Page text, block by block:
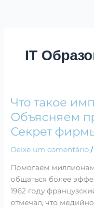
IT
Что такое
Объясняем
Секрет
Deixe um comentário /
Помогаем
общаться более
1962 году
отмечал, что
Что
такое
импакт-
инвестиции
Объясняем
словами
Секрет
фирмы